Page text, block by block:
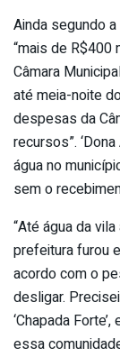
Ainda segundo
“mais de R$400
Câmara
até meia-noite
despesas da
recursos”.
água no
sem o
“Até água da
prefeitura furou
acordo com o
desligar.
‘Chapada
essa